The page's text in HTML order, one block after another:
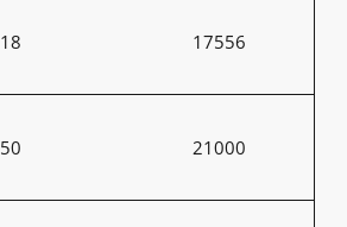
17556
21000